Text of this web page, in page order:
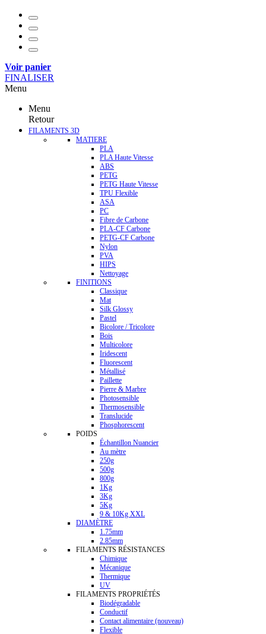
Voir panier
FINALISER
Menu
Menu
Retour
FILAMENTS 3D
MATIERE
PLA
PLA Haute Vitesse
ABS
PETG
PETG Haute Vitesse
TPU Flexible
ASA
PC
Fibre de Carbone
PLA-CF Carbone
PETG-CF Carbone
Nylon
PVA
HIPS
Nettoyage
FINITIONS
Classique
Mat
Silk Glossy
Pastel
Bicolore / Tricolore
Bois
Multicolore
Iridescent
Fluorescent
Métallisé
Paillette
Pierre & Marbre
Photosensible
Thermosensible
Translucide
Phosphorescent
POIDS
Échantillon Nuancier
Au mètre
250g
500g
800g
1Kg
3Kg
5Kg
9 & 10Kg XXL
DIAMÈTRE
1.75mm
2.85mm
FILAMENTS RÉSISTANCES
Chimique
Mécanique
Thermique
UV
FILAMENTS PROPRIÉTÉS
Biodégradable
Conductif
Contact alimentaire (nouveau)
Flexible